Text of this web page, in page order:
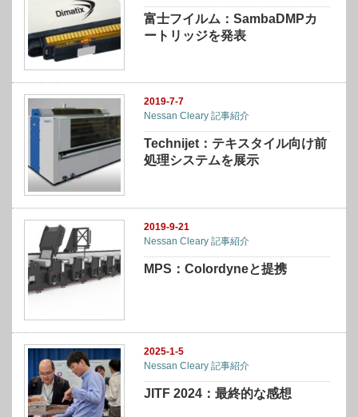
富士フイルム：SambaDMPカ
ートリッジを発表
2019-7-7
Nessan Cleary 記事紹介
Technijet：テキスタイル向け前
処理システムを展示
2019-9-21
Nessan Cleary 記事紹介
MPS：Colordyneと提携
2025-1-5
Nessan Cleary 記事紹介
JITF 2024：最終的な感想